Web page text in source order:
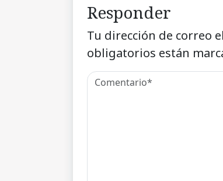
Responder
Tu dirección de correo
obligatorios están